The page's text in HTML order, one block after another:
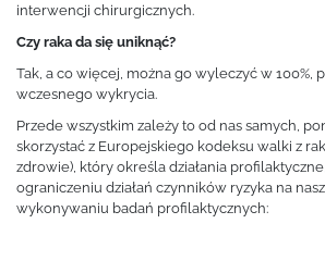
interwencji chirurgicznych.
Czy raka da się uniknąć?
Tak, a co więcej, można go wyleczyć w 100%,
wczesnego wykrycia.
Przede wszystkim zależy to od nas samych,
skorzystać z Europejskiego kodeksu walki z
zdrowie), który określa działania
ograniczeniu działań czynników ryzyka na
wykonywaniu badań profilaktycznych: